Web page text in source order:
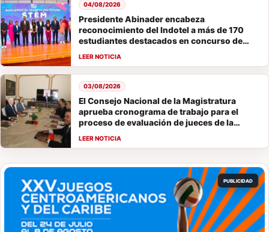
Presidente Abinader encabeza
reconocimiento del Indotel a más de 170
estudiantes destacados en concurso de
vocaciones STEM
04/08/2026
El Consejo Nacional de la Magistratura
aprueba cronograma de trabajo para el
proceso de evaluación de jueces de la
Suprema Corte de Justicia
03/08/2026